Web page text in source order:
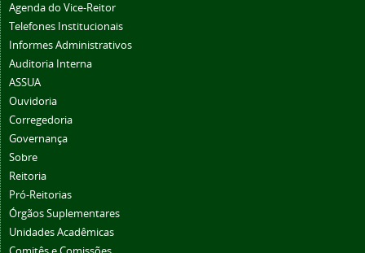
Agenda do Vice-Reitor
Telefones Institucionais
Informes Administrativos
Auditoria Interna
ASSUA
Ouvidoria
Corregedoria
Governança
Sobre
Reitoria
Pró-Reitorias
Órgãos Suplementares
Unidades Acadêmicas